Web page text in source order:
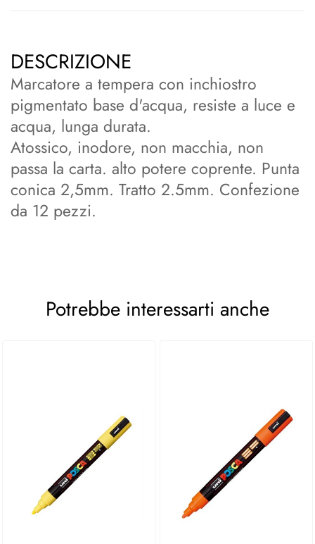
DESCRIZIONE
Marcatore a tempera con inchiostro
pigmentato base d'acqua, resiste a luce e
acqua, lunga durata.
Atossico, inodore, non macchia, non
passa la carta. alto potere coprente. Punta
conica 2,5mm. Tratto 2.5mm. Confezione
da 12 pezzi.
Potrebbe interessarti anche